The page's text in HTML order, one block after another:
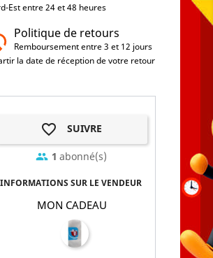
Est entre 24 et 48 heures
Politique de retours
Remboursement entre 3 et 12 jours
la date de réception de votre retour
favorite_border SUIVRE
group 1 abonné(s)
INFORMATIONS SUR LE VENDEUR
MON CADEAU